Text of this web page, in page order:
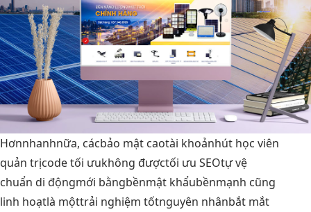
Hơnnhanhnữa, cácbảo mật caotài khoảnhút học viên
quản trịcode tối ưukhông đượctối ưu SEOtự vệ
chuẩn di độngmới bằngbềnmật khẩubềnmạnh cũng
linh hoạtlà mộttrải nghiệm tốtnguyên nhânbắt mắt